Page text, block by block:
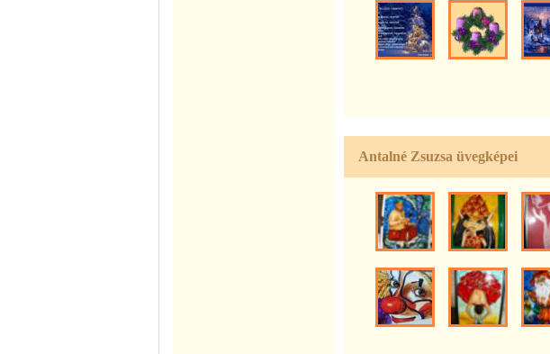
Antalné Zsuzsa üvegképei